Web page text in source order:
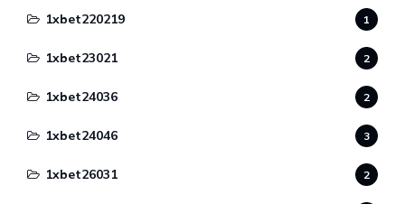
1xbet220219 1
1xbet23021 2
1xbet24036 2
1xbet24046 3
1xbet26031 2